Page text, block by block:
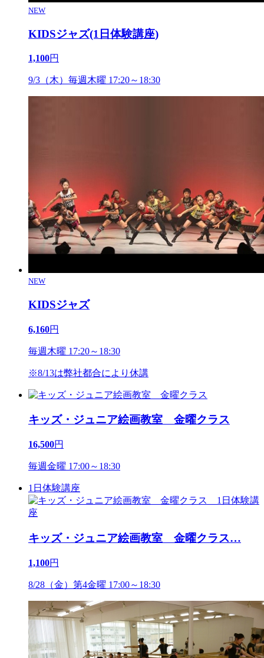
NEW
KIDSジャズ(1日体験講座)
1,100円
9/3（木）毎週木曜 17:20～18:30
NEW
KIDSジャズ
6,160円
毎週木曜 17:20～18:30
※8/13は弊社都合により休講
キッズ・ジュニア絵画教室 金曜クラス
16,500円
毎週金曜 17:00～18:30
1日体験講座
キッズ・ジュニア絵画教室 金曜クラス…
1,100円
8/28（金）第4金曜 17:00～18:30